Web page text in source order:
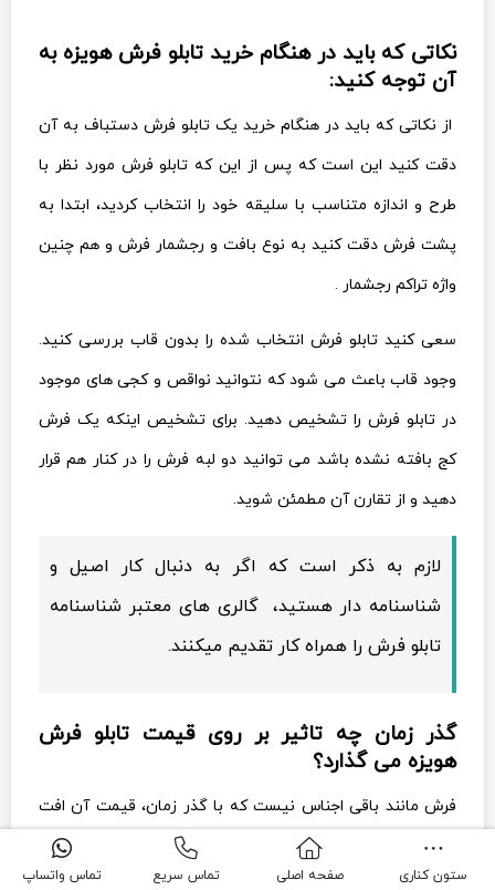
نکاتی که باید در هنگام خرید تابلو فرش هویزه به
آن توجه کنید:
از نکاتی که باید در هنگام خرید یک تابلو فرش دستباف به آن
دقت کنید این است که پس از این که تابلو فرش مورد نظر با
طرح و اندازه متناسب با سلیقه خود را انتخاب کردید، ابتدا به
پشت فرش دقت کنید به نوع بافت و رجشمار فرش و هم چنین
واژه تراکم رجشمار .
سعی کنید تابلو فرش انتخاب شده را بدون قاب بررسی کنید.
وجود قاب باعث می شود که نتوانید نواقص و کجی های موجود
در تابلو فرش را تشخیص دهید. برای تشخیص اینکه یک فرش
کج بافته نشده باشد می توانید دو لبه فرش را در کنار هم قرار
دهید و از تقارن آن مطمئن شوید.
لازم به ذکر است که اگر به دنبال کار اصیل و
شناسنامه دار هستید، گالری های معتبر شناسنامه
تابلو فرش را همراه کار تقدیم میکنند.
گذر زمان چه تاثیر بر روی قیمت تابلو فرش
هویزه می گذارد؟
فرش مانند باقی اجناس نیست که با گذر زمان، قیمت آن افت
پیدا کند. برعکس هر چه از قدمت یک فرش بگذرد ارزش آن
ستون کناری صفحه اصلی تماس سریع تماس واتساپ